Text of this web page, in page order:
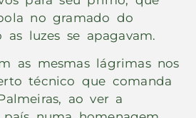
no gramado do
as luzes se apagavam.
as mesmas lágrimas nos
técnico que comanda
ao ver a